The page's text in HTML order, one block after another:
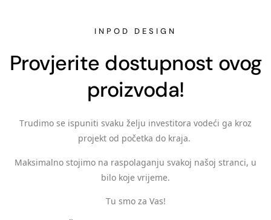
INPOD DESIGN
Provjerite dostupnost ovog
proizvoda!
Trudimo se ispuniti svaku želju investitora vodeći ga kroz
projekt od početka do kraja.
Maksimalno stojimo na raspolaganju svakoj našoj stranci, u
bilo koje vrijeme.
Tu smo za Vas!